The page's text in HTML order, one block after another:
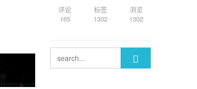
评论
165
标签
1302
浏览
1302
